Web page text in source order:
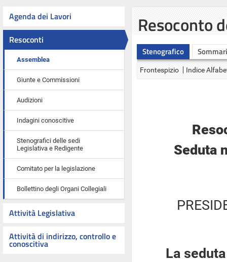
Agenda dei Lavori
Resoconti
Assemblea
Giunte e Commissioni
Audizioni
Indagini conoscitive
Stenografici delle sedi
Legislativa e Redigente
Comitato per la legislazione
Bollettino degli Organi Collegiali
Attività Legislativa
Attività di indirizzo, controllo e
conoscitiva
Resoconto
Stenografico
Frontespizio Indice
Seduta
La